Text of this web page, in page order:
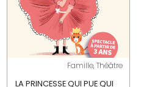
Famille, Théâtre
LA PRINCESSE QUI PUE QUI